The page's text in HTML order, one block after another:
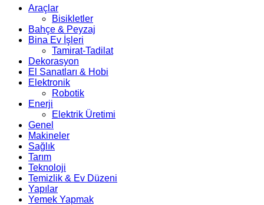
Araçlar
Bisikletler
Bahçe & Peyzaj
Bina Ev İşleri
Tamirat-Tadilat
Dekorasyon
El Sanatları & Hobi
Elektronik
Robotik
Enerji
Elektrik Üretimi
Genel
Makineler
Sağlık
Tarım
Teknoloji
Temizlik & Ev Düzeni
Yapılar
Yemek Yapmak